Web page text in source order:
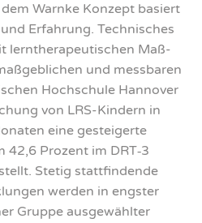
Warn­ke Kon­zept basiert
Erfah­rung. Tech­ni­sches
lern­the­ra­peu­ti­schen Maß­
und mess­ba­ren
Hoch­schu­le Han­no­ver
von LRS-Kin­dern in
eine gestei­ger­te
Pro­zent im DRT‑3
Ste­tig statt­fin­den­de
wer­den in engs­ter
Grup­pe aus­ge­wähl­ter